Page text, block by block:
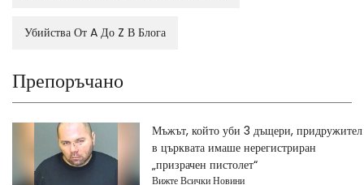
Убийства От A До Z В Блога
Препоръчано
Мъжът, който уби 3 дъщери, придружител
в църквата имаше нерегистриран
„призрачен пистолет“
Вижте Всички Новини